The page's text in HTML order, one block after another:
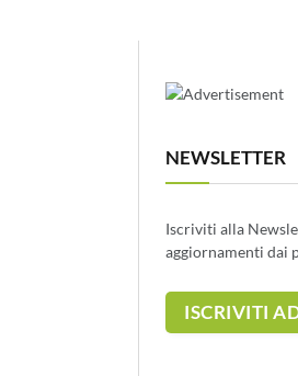
NEWSLETTER
Iscriviti alla
aggiornamenti dai